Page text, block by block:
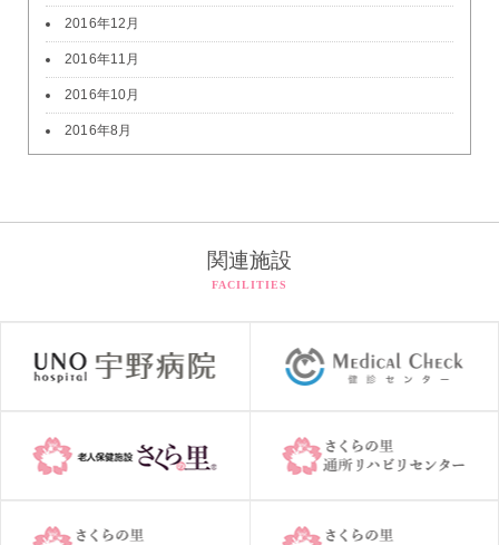
2016年12月
2016年11月
2016年10月
2016年8月
関連施設
FACILITIES